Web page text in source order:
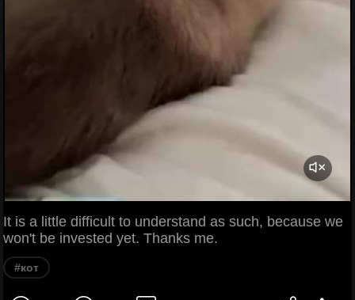
It is a little difficult to understand as such, because we
won't be invested yet. Thanks me.
#кот